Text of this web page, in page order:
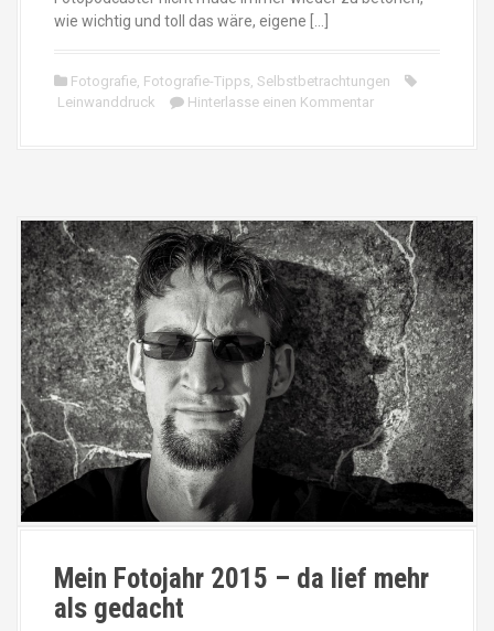
wie wichtig und toll das wäre, eigene […]
Fotografie Fotografie-Tipps Selbstbetrachtungen
Leinwanddruck
Hinterlasse einen Kommentar
Mein Fotojahr 2015 – da lief mehr
als gedacht